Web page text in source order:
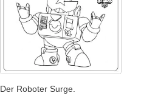
Der Roboter Surge.